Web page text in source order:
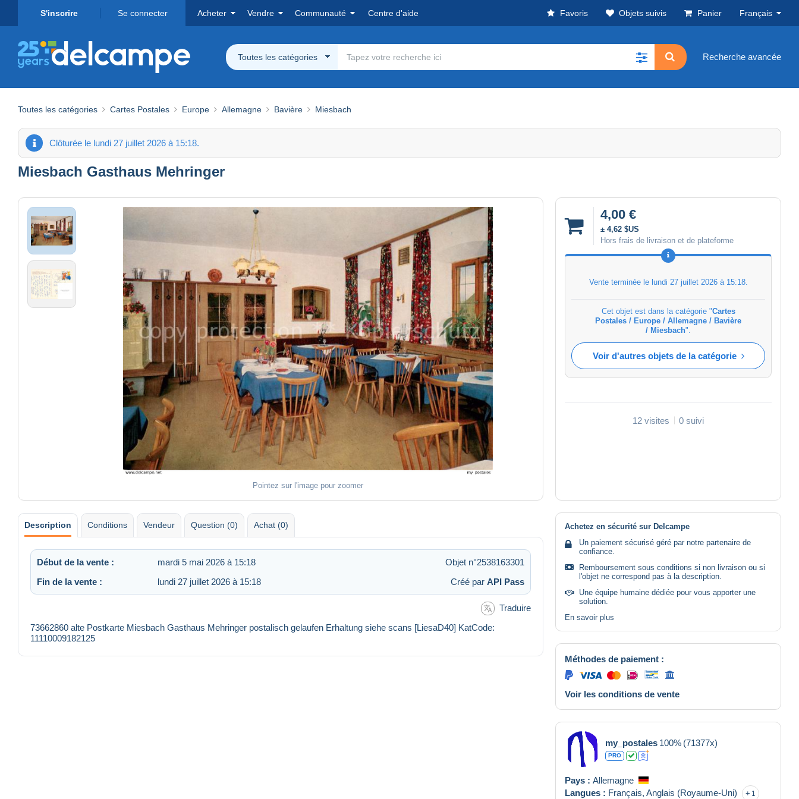
S'inscrire Se connecter Acheter Vendre Communauté Centre d'aide Favoris Objets suivis Panier Français
Toutes les catégories Recherche avancée
Toutes les catégories Cartes Postales Europe Allemagne Bavière Miesbach
Clôturée le lundi 27 juillet 2026 à 15:18.
Miesbach Gasthaus Mehringer
Pointez sur l'image pour zoomer
4,00 €
± 4,62 $US
Hors frais de livraison et de plateforme
Vente terminée le lundi 27 juillet 2026 à 15:18.
Cet objet est dans la catégorie "Cartes
Postales / Europe / Allemagne / Bavière
/ Miesbach".
Voir d'autres objets de la catégorie
12 visites 0 suivi
Description Conditions Vendeur Question (0) Achat (0)
Début de la vente : mardi 5 mai 2026 à 15:18
Objet n°2538163301
Fin de la vente :
lundi 27 juillet 2026 à 15:18 Créé par API Pass
Traduire
73662860 alte Postkarte Miesbach Gasthaus Mehringer postalisch gelaufen Erhaltung siehe scans [LiesaD40] KatCode:
11110009182125
Achetez en sécurité sur Delcampe
Un paiement sécurisé géré par notre partenaire de
confiance.
Remboursement sous conditions si non livraison ou si
l'objet ne correspond pas à la description.
Une équipe humaine dédiée pour vous apporter une
solution.
En savoir plus
Méthodes de paiement :
Voir les conditions de vente
my_postales 100% (71377x)
PRO
Pays : Allemagne
Langues : Français, Anglais (Royaume-Uni) 1